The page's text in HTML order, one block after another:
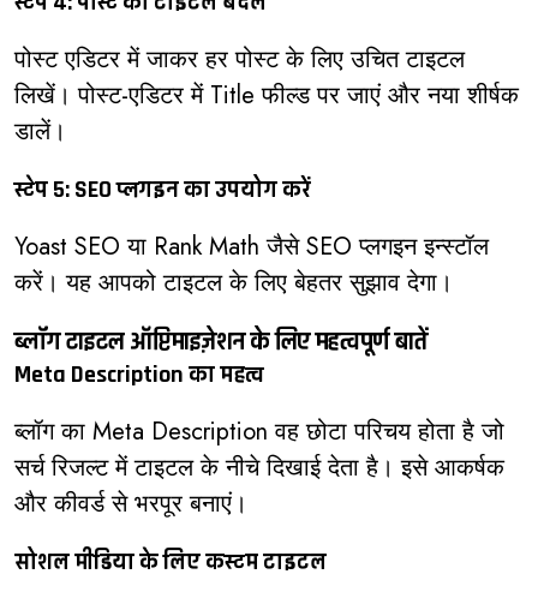
पोस्ट एडिटर में जाकर हर पोस्ट के लिए उचित टाइटल
लिखें। पोस्ट-एडिटर में Title फील्ड पर जाएं और नया शीर्षक
डालें।
स्टेप 5: SEO प्लगइन का उपयोग करें
Yoast SEO या Rank Math जैसे SEO प्लगइन इन्स्टॉल
करें। यह आपको टाइटल के लिए बेहतर सुझाव देगा।
ब्लॉग टाइटल ऑप्टिमाइज़ेशन के लिए महत्वपूर्ण बातें
Meta Description का महत्व
ब्लॉग का Meta Description वह छोटा परिचय होता है जो
सर्च रिजल्ट में टाइटल के नीचे दिखाई देता है। इसे आकर्षक
और कीवर्ड से भरपूर बनाएं।
सोशल मीडिया के लिए कस्टम टाइटल